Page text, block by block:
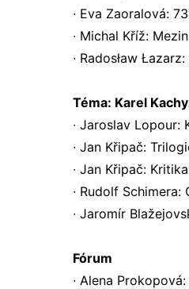
∙ Eva Zaoralová:
∙ Michal Kříž:
∙ Radosław
Téma: Karel
∙ Jaroslav Lopour:
∙ Jan Křipač:
∙ Jan Křipač:
∙ Rudolf
∙ Jaromír
Fórum
∙ Alena